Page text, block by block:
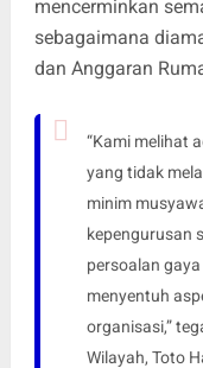
mencerminkan
sebagaimana
dan Anggaran
“Kami melihat
yang tidak
minim
kepengurusan
persoalan
menyentuh
organisasi,”
Wilayah, Toto